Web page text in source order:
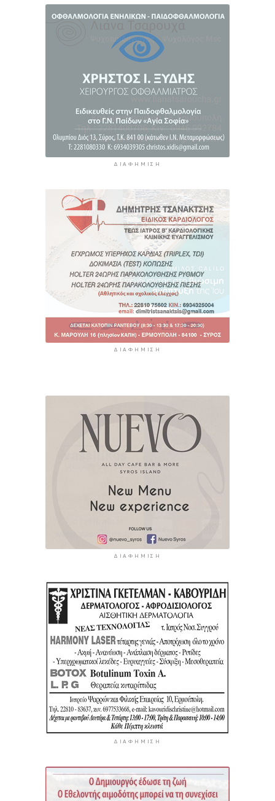
Πιλοτική έναρξη της δράσης «Tinos Circular
Business» στα Κιόνια και στον Άγιο Φωκά, με τη
συμμετοχή επιχειρήσεων εστίασης και
τροφοδοσίας, με στόχο την ενίσχυση της
ανακύκλωσης και την προώθηση βιώσιμων
7 ώρες 39 λεπτά πρίν
ΔΙΑΦΉΜΙΣΗ
ΔΙΑΦΉΜΙΣΗ
ΔΙΑΦΉΜΙΣΗ
ΔΙΑΦΉΜΙΣΗ